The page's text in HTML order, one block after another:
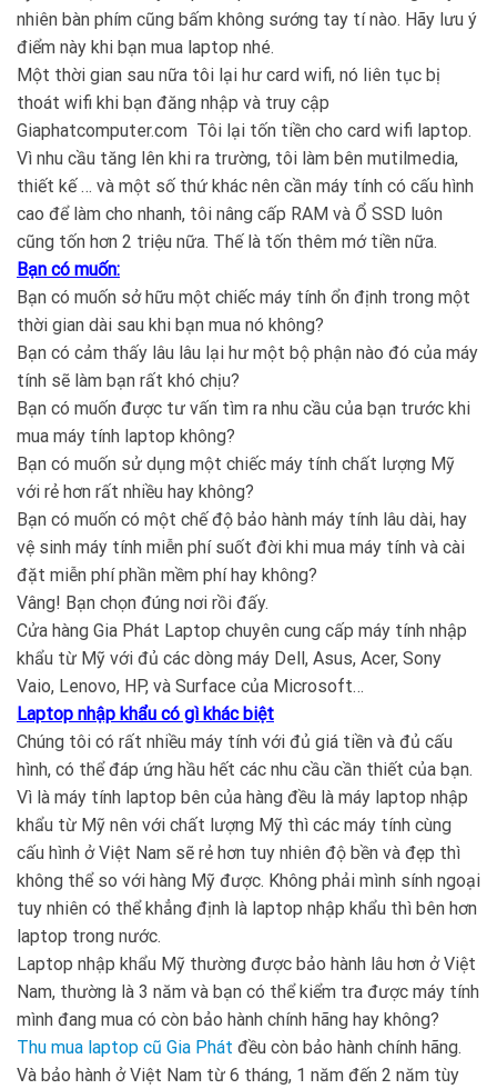
nhiên bàn phím cũng bấm không sướng tay tí nào. Hãy lưu ý
điểm này khi bạn mua laptop nhé.
Một thời gian sau nữa tôi lại hư card wifi, nó liên tục bị
thoát wifi khi bạn đăng nhập và truy cập
Giaphatcomputer.com Tôi lại tốn tiền cho card wifi laptop.
Vì nhu cầu tăng lên khi ra trường, tôi làm bên mutilmedia,
thiết kế … và một số thứ khác nên cần máy tính có cấu hình
cao để làm cho nhanh, tôi nâng cấp RAM và Ổ SSD luôn
cũng tốn hơn 2 triệu nữa. Thế là tốn thêm mớ tiền nữa.
Bạn có muốn:
Bạn có muốn sở hữu một chiếc máy tính ổn định trong một
thời gian dài sau khi bạn mua nó không?
Bạn có cảm thấy lâu lâu lại hư một bộ phận nào đó của máy
tính sẽ làm bạn rất khó chịu?
Bạn có muốn được tư vấn tìm ra nhu cầu của bạn trước khi
mua máy tính laptop không?
Bạn có muốn sử dụng một chiếc máy tính chất lượng Mỹ
với rẻ hơn rất nhiều hay không?
Bạn có muốn có một chế độ bảo hành máy tính lâu dài, hay
vệ sinh máy tính miễn phí suốt đời khi mua máy tính và cài
đặt miễn phí phần mềm phí hay không?
Vâng! Bạn chọn đúng nơi rồi đấy.
Cửa hàng Gia Phát Laptop chuyên cung cấp máy tính nhập
khẩu từ Mỹ với đủ các dòng máy Dell, Asus, Acer, Sony
Vaio, Lenovo, HP, và Surface của Microsoft…
Laptop nhập khẩu có gì khác biệt
Chúng tôi có rất nhiều máy tính với đủ giá tiền và đủ cấu
hình, có thể đáp ứng hầu hết các nhu cầu cần thiết của bạn.
Vì là máy tính laptop bên của hàng đều là máy laptop nhập
khẩu từ Mỹ nên với chất lượng Mỹ thì các máy tính cùng
cấu hình ở Việt Nam sẽ rẻ hơn tuy nhiên độ bền và đẹp thì
không thể so với hàng Mỹ được. Không phải mình sính ngoại
tuy nhiên có thể khẳng định là laptop nhập khẩu thì bên hơn
laptop trong nước.
Laptop nhập khẩu Mỹ thường được bảo hành lâu hơn ở Việt
Nam, thường là 3 năm và bạn có thể kiểm tra được máy tính
mình đang mua có còn bảo hành chính hãng hay không?
Thu mua laptop cũ Gia Phát đều còn bảo hành chính hãng.
Và bảo hành ở Việt Nam từ 6 tháng, 1 năm đến 2 năm tùy